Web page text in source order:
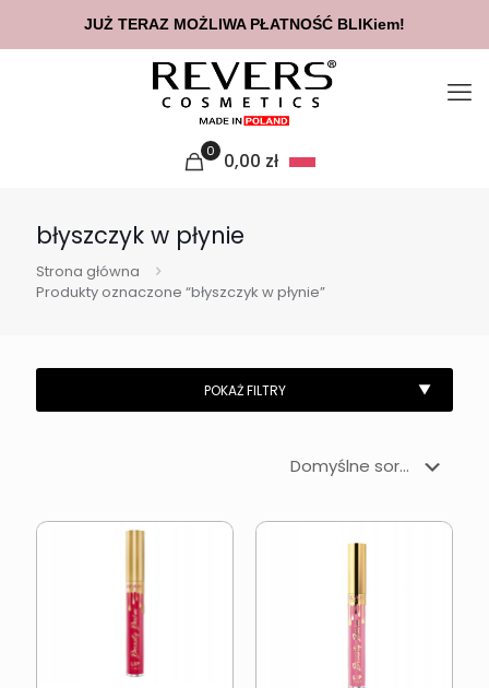
0 0,00 zł
błyszczyk w płynie
Strona główna
Produkty oznaczone “błyszczyk w płynie”
JUŻ TERAZ MOŻLIWA PŁATNOŚĆ BLIKiem!